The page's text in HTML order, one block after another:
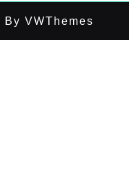
By VWThemes